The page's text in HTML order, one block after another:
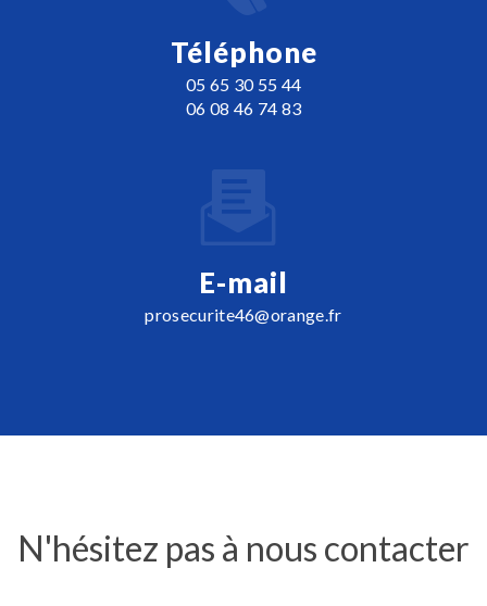
Téléphone
05 65 30 55 44
06 08 46 74 83
E-mail
prosecurite46@orange.fr
N'hésitez pas à nous contacter